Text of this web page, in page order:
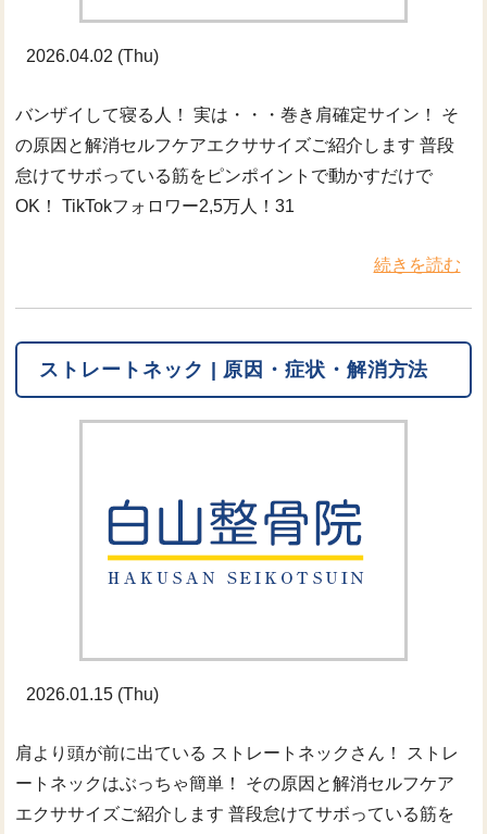
2026.04.02 (Thu)
バンザイして寝る人！ 実は・・・巻き肩確定サイン！ そ
の原因と解消セルフケアエクササイズご紹介します 普段
怠けてサボっている筋をピンポイントで動かすだけで
OK！ TikTokフォロワー2,5万人！31
続きを読む
ストレートネック | 原因・症状・解消方法
2026.01.15 (Thu)
肩より頭が前に出ている ストレートネックさん！ ストレ
ートネックはぶっちゃ簡単！ その原因と解消セルフケア
エクササイズご紹介します 普段怠けてサボっている筋を